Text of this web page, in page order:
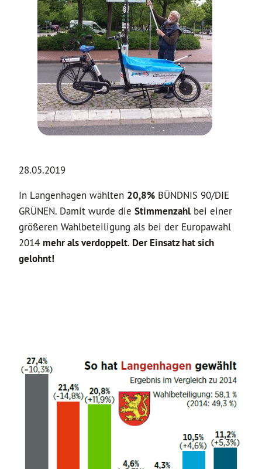
28.05.2019
In Langenhagen wählten 20,8% BÜNDNIS 90/DIE
GRÜNEN. Damit wurde die Stimmenzahl bei einer
größeren Wahlbeteiligung als bei der Europawahl
2014 mehr als verdoppelt. Der Einsatz hat sich
gelohnt!